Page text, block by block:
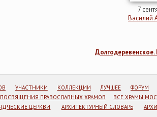
7
Василий
УЧАСТНИКИ КОЛЛЕКЦИИ ЛУЧШЕЕ ФОРУМ
ПОСВЯЩЕНИЯ ПРАВОСЛАВНЫХ ХРАМОВ ВСЕ ХРАМЫ
ЦЕРКВИ АРХИТЕКТУРНЫЙ СЛОВАРЬ